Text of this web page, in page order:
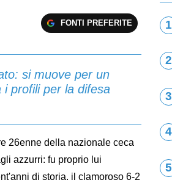
FONTI PREFERITE
si muove per un
profili per la difesa
26enne della nazionale ceca
azzurri: fu proprio lui
di storia, il clamoroso 6-2
1
2
3
4
5